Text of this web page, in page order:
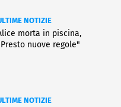
NOTIZIE
morta in piscina,
nuove regole"
NOTIZIE